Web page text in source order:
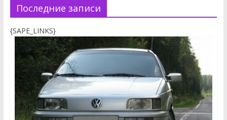
Последние записи
{SAPE_LINKS}